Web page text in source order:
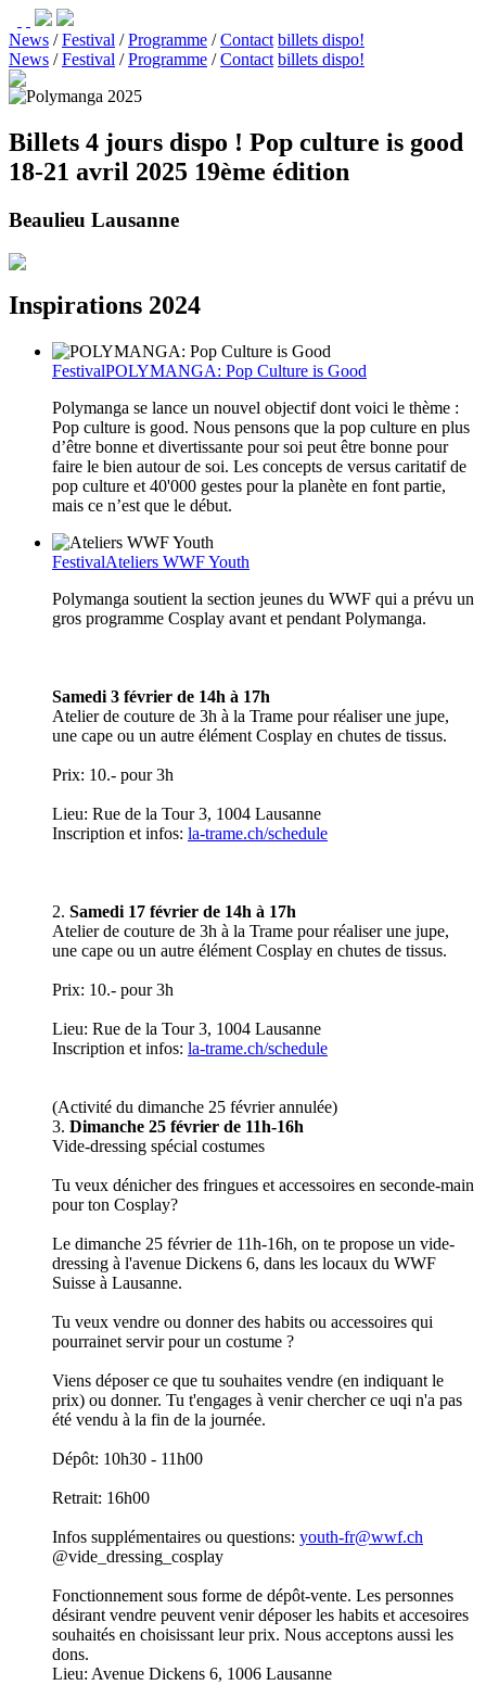
News / Festival / Programme / Contact billets dispo!
News / Festival / Programme / Contact billets dispo!
Billets 4 jours dispo ! Pop culture is good
18-21 avril 2025 19ème édition
Beaulieu Lausanne
Inspirations 2024
FestivalPOLYMANGA: Pop Culture is Good
Polymanga se lance un nouvel objectif dont voici le thème :
Pop culture is good. Nous pensons que la pop culture en plus
d’être bonne et divertissante pour soi peut être bonne pour
faire le bien autour de soi. Les concepts de versus caritatif de
pop culture et 40'000 gestes pour la planète en font partie,
mais ce n’est que le début.
FestivalAteliers WWF Youth
Polymanga soutient la section jeunes du WWF qui a prévu un
gros programme Cosplay avant et pendant Polymanga.
Samedi 3 février de 14h à 17h
Atelier de couture de 3h à la Trame pour réaliser une jupe,
une cape ou un autre élément Cosplay en chutes de tissus.
Prix: 10.- pour 3h
Lieu: Rue de la Tour 3, 1004 Lausanne
Inscription et infos: la-trame.ch/schedule
2. Samedi 17 février de 14h à 17h
Atelier de couture de 3h à la Trame pour réaliser une jupe,
une cape ou un autre élément Cosplay en chutes de tissus.
Prix: 10.- pour 3h
Lieu: Rue de la Tour 3, 1004 Lausanne
Inscription et infos: la-trame.ch/schedule
(Activité du dimanche 25 février annulée)
3. Dimanche 25 février de 11h-16h
Vide-dressing spécial costumes
Tu veux dénicher des fringues et accessoires en seconde-main
pour ton Cosplay?
Le dimanche 25 février de 11h-16h, on te propose un vide-
dressing à l'avenue Dickens 6, dans les locaux du WWF
Suisse à Lausanne.
Tu veux vendre ou donner des habits ou accessoires qui
pourrainet servir pour un costume ?
Viens déposer ce que tu souhaites vendre (en indiquant le
prix) ou donner. Tu t'engages à venir chercher ce uqi n'a pas
été vendu à la fin de la journée.
Dépôt: 10h30 - 11h00
Retrait: 16h00
Infos supplémentaires ou questions: youth-fr@wwf.ch
@vide_dressing_cosplay
Fonctionnement sous forme de dépôt-vente. Les personnes
désirant vendre peuvent venir déposer les habits et accesoires
souhaités en choisissant leur prix. Nous acceptons aussi les
dons.
Lieu: Avenue Dickens 6, 1006 Lausanne